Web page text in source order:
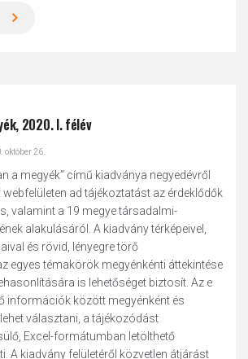
2020. I. félév
október 26.
a megyék” című kiadványa negyedévről
ad tájékoztatást az érdeklődők
valamint a 19 megye társadalmi-
alakulásáról. A kiadvány térképeivel,
és rövid, lényegre törő
egyes témakörök megyénkénti áttekintése
is lehetőséget biztosít. Az e
információk között megyénként és
választani, a tájékozódást
Excel-formátumban letölthető
A kiadvány felületéről közvetlen átjárást